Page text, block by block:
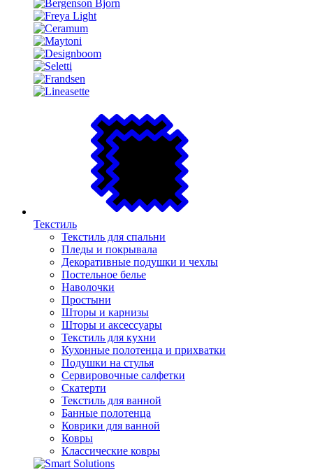
Текстиль
Текстиль для спальни
Пледы и покрывала
Декоративные подушки и чехлы
Постельное белье
Наволочки
Простыни
Шторы и карнизы
Шторы и аксессуары
Текстиль для кухни
Кухонные полотенца и прихватки
Подушки на стулья
Сервировочные салфетки
Скатерти
Текстиль для ванной
Банные полотенца
Коврики для ванной
Ковры
Классические ковры